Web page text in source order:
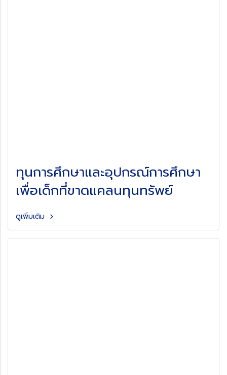
ทุนการศึกษาและอุปกรณ์การศึกษา
เพื่อเด็กที่ขาดแคลนทุนทรัพย์
ดูเพิ่มเติม